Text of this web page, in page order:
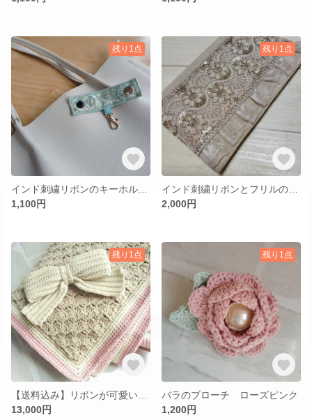
残り1点
1,100円
残り1点
2,000円
残り1点
13,000円
残り1点
バラのブローチ ローズピンク
1,200円